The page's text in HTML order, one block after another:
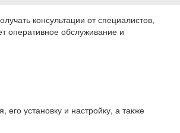
консультации от специалистов,
оперативное обслуживание и
установку и настройку, а также